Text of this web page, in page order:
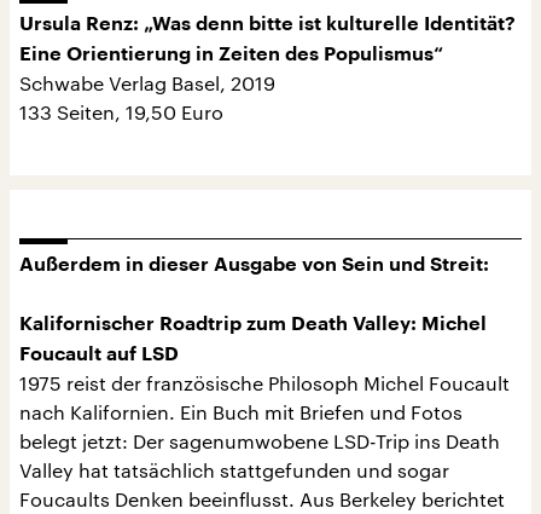
Ursula Renz: „Was denn bitte ist kulturelle Identität?
Eine Orientierung in Zeiten des Populismus“
Schwabe Verlag Basel, 2019
133 Seiten, 19,50 Euro
Außerdem in dieser Ausgabe von Sein und Streit:
Kalifornischer Roadtrip zum Death Valley: Michel
Foucault auf LSD
1975 reist der französische Philosoph Michel Foucault
nach Kalifornien. Ein Buch mit Briefen und Fotos
belegt jetzt: Der sagenumwobene LSD-Trip ins Death
Valley hat tatsächlich stattgefunden und sogar
Foucaults Denken beeinflusst. Aus Berkeley berichtet